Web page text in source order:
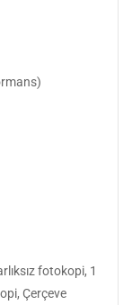
fotokopi, 1
Çerçeve